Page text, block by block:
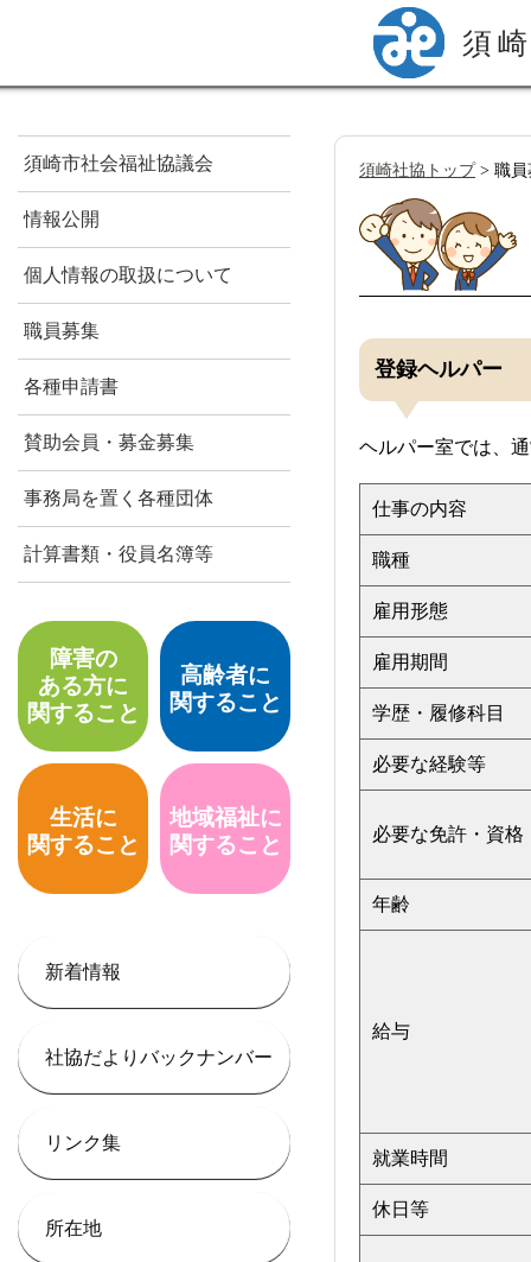
須
須崎市社会福祉協議会
情報公開
個人情報の取扱について
職員募集
各種申請書
賛助会員・募金募集
事務局を置く各種団体
計算書類・役員名簿等
障害の
ある方に
関すること
高齢者に
関すること
生活に
関すること
地域福祉に
関すること
新着情報
社協だよりバックナンバー
リンク集
所在地
須崎社協トップ> 職員
登録ヘルパー
ヘルパー室では、
仕事の内容
職種
雇用形態
雇用期間
学歴・履修科目
必要な経験等
必要な免許・資格
年齢
給与
就業時間
休日等